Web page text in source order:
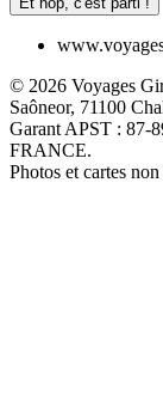
© 2026 Voyages
Saôneor, 71100
Garant APST : 87-
FRANCE.
Photos et cartes